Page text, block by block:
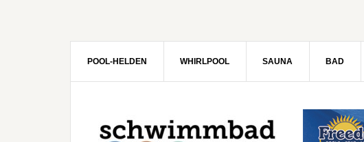
POOL-HELDEN WHIRLPOOL SAUNA BAD